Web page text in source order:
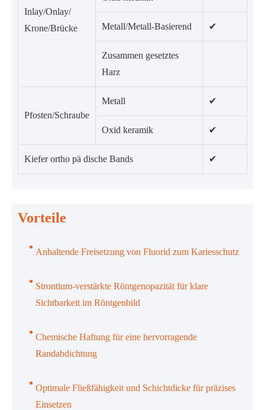
Inlay/Onlay/
Krone/Brücke
Metall/Metall-Basierend ✔
Zusammen gesetztes
Harz
Pfosten/Schraube
Metall ✔
Oxid keramik ✔
Kiefer ortho pä dische Bands ✔
Vorteile
Anhaltende Freisetzung von Fluorid zum Kariesschutz
Strontium-verstärkte Röntgenopazität für klare
Sichtbarkeit im Röntgenbild
Chemische Haftung für eine hervorragende
Randabdichtung
Optimale Fließfähigkeit und Schichtdicke für präzises
Einsetzen